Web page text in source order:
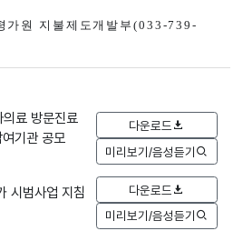
원 지불제도개발부(033-739-
료 방문진료
기관 공모
다운로드
미리보기/음성듣기
시범사업 지침
다운로드
미리보기/음성듣기